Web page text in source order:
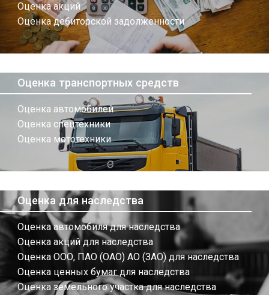
Оценка акций
Оценка дебиторской задолженности
Оценка транспортных средств
Оценка автомобилей
Оценка спецтехники
Оценка мототехники
Оценка для наследства
Оценка автомобиля для наследства
Оценка акций для наследства
Оценка ООО, ПАО (ОАО) АО (ЗАО) для наследства
Оценка ценных бумаг для наследства
Оценка земельного участка для наследства